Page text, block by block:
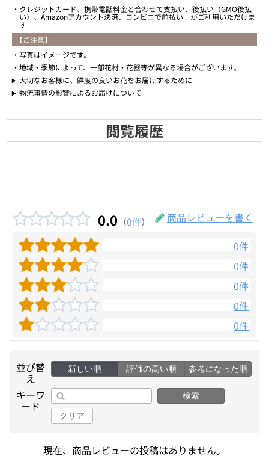
クレジットカード、携帯電話料金と合わせて支払い、後払い（GMO後払
い）、Amazonアカウント決済、コンビニで前払い がご利用いただけま
す
【ご注意】
写真はイメージです。
地域・季節によって、一部花材・花器等が異なる場合がございます。
大切なお客様に、鮮度の良いお花をお届けするために
物流事情の影響によるお届けについて
閲覧履歴
0.0 （0件）
商品レビューを書く
0件
0件
0件
0件
0件
並び替
え
新しい順 評価の高い順 参考になった順
キーワ
ード
検索
クリア
現在、商品レビューの投稿はありません。